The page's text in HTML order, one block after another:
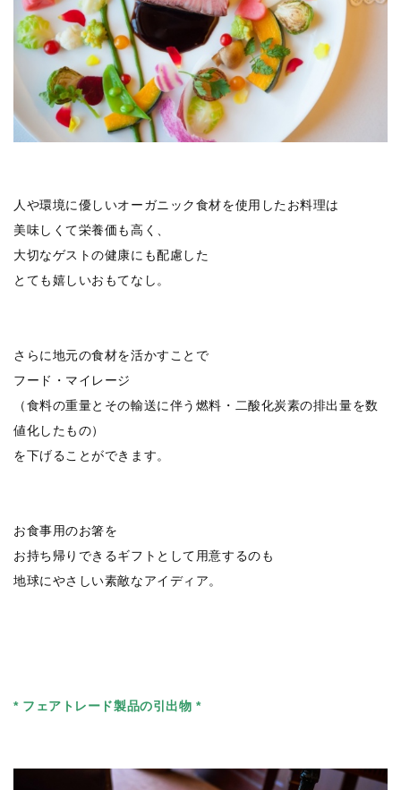
人や環境に優しいオーガニック食材を使用したお料理は
美味しくて栄養価も高く、
大切なゲストの健康にも配慮した
とても嬉しいおもてなし。
さらに地元の食材を活かすことで
フード・マイレージ
（食料の重量とその輸送に伴う燃料・二酸化炭素の排出量を数
値化したもの）
を下げることができます。
お食事用のお箸を
お持ち帰りできるギフトとして用意するのも
地球にやさしい素敵なアイディア。
* フェアトレード製品の引出物 *